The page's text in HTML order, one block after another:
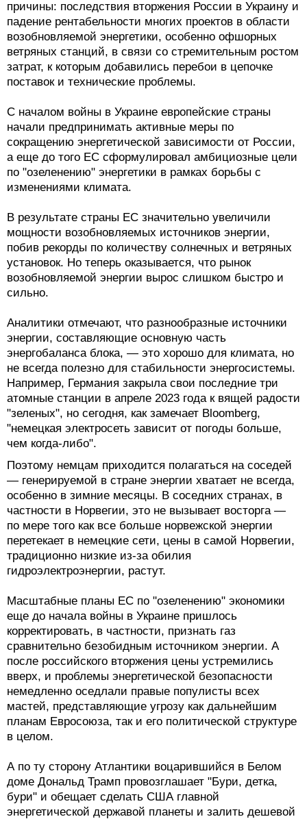
причины: последствия вторжения России в Украину и
падение рентабельности многих проектов в области
возобновляемой энергетики, особенно офшорных
ветряных станций, в связи со стремительным ростом
затрат, к которым добавились перебои в цепочке
поставок и технические проблемы.
С началом войны в Украине европейские страны
начали предпринимать активные меры по
сокращению энергетической зависимости от России,
а еще до того ЕС сформулировал амбициозные цели
по "озеленению" энергетики в рамках борьбы с
изменениями климата.
В результате страны ЕС значительно увеличили
мощности возобновляемых источников энергии,
побив рекорды по количеству солнечных и ветряных
установок. Но теперь оказывается, что рынок
возобновляемой энергии вырос слишком быстро и
сильно.
Аналитики отмечают, что разнообразные источники
энергии, составляющие основную часть
энергобаланса блока, — это хорошо для климата, но
не всегда полезно для стабильности энергосистемы.
Например, Германия закрыла свои последние три
атомные станции в апреле 2023 года к вящей радости
"зеленых", но сегодня, как замечает Bloomberg,
"немецкая электросеть зависит от погоды больше,
чем когда-либо".
Поэтому немцам приходится полагаться на соседей
— генерируемой в стране энергии хватает не всегда,
особенно в зимние месяцы. В соседних странах, в
частности в Норвегии, это не вызывает восторга —
по мере того как все больше норвежской энергии
перетекает в немецкие сети, цены в самой Норвегии,
традиционно низкие из-за обилия
гидроэлектроэнергии, растут.
Масштабные планы ЕС по "озеленению" экономики
еще до начала войны в Украине пришлось
корректировать, в частности, признать газ
сравнительно безобидным источником энергии. А
после российского вторжения цены устремились
вверх, и проблемы энергетической безопасности
немедленно оседлали правые популисты всех
мастей, представляющие угрозу как дальнейшим
планам Евросоюза, так и его политической структуре
в целом.
А по ту сторону Атлантики воцарившийся в Белом
доме Дональд Трамп провозглашает "Бури, детка,
бури" и обещает сделать США главной
энергетической державой планеты и залить дешевой